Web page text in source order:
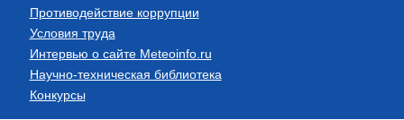
Противодействие коррупции
Условия труда
Интервью о сайте Meteoinfo.ru
Научно-техническая библиотека
Конкурсы